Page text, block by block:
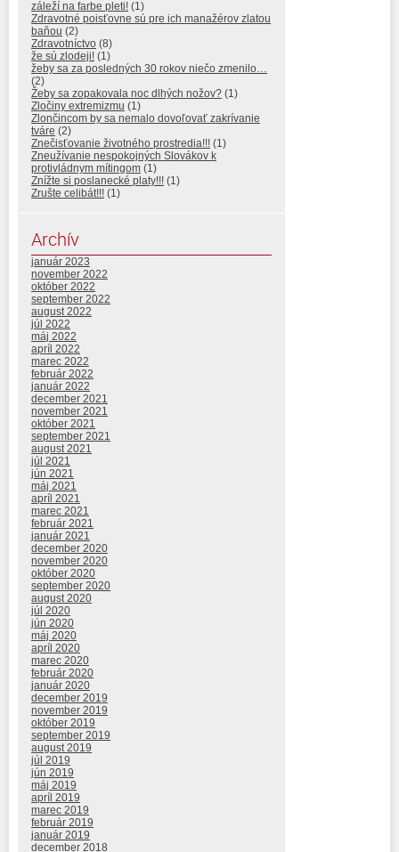
záleží na farbe pleti! (1)
Zdravotné poisťovne sú pre ich manažérov zlatou
baňou (2)
Zdravotníctvo (8)
že sú zlodeji! (1)
žeby sa za posledných 30 rokov niečo zmenilo…
(2)
Žeby sa zopakovala noc dlhých nožov? (1)
Zločiny extremizmu (1)
Zlončincom by sa nemalo dovoľovať zakrívanie
tváre (2)
Znečisťovanie životného prostredia!!! (1)
Zneužívanie nespokojných Slovákov k
protivládnym mítingom (1)
Znížte si poslanecké platy!!! (1)
Zrušte celibát!!! (1)
Archív
január 2023
november 2022
október 2022
september 2022
august 2022
júl 2022
máj 2022
apríl 2022
marec 2022
február 2022
január 2022
december 2021
november 2021
október 2021
september 2021
august 2021
júl 2021
jún 2021
máj 2021
apríl 2021
marec 2021
február 2021
január 2021
december 2020
november 2020
október 2020
september 2020
august 2020
júl 2020
jún 2020
máj 2020
apríl 2020
marec 2020
február 2020
január 2020
december 2019
november 2019
október 2019
september 2019
august 2019
júl 2019
jún 2019
máj 2019
apríl 2019
marec 2019
február 2019
január 2019
december 2018